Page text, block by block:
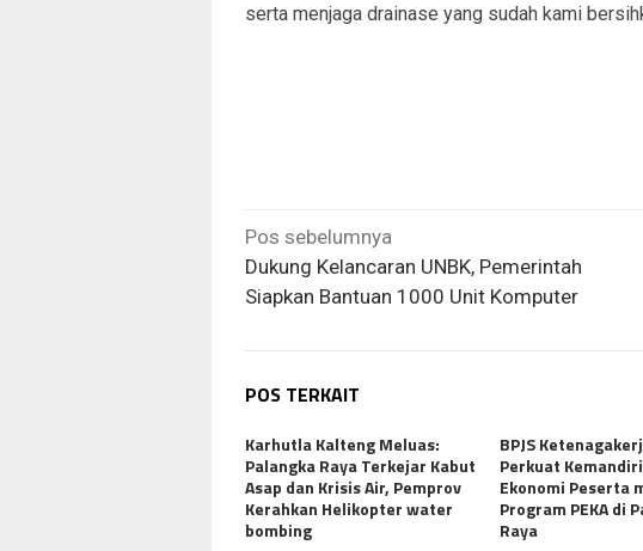
serta menjaga drainase yang sudah kami
Navigasi
pos
Pos sebelumnya
Dukung Kelancaran UNBK, Pemerintah
Siapkan Bantuan 1000 Unit Komputer
POS TERKAIT
Karhutla Kalteng Meluas:
Palangka Raya Terkejar Kabut
Asap dan Krisis Air, Pemprov
Kerahkan Helikopter water
bombing
BPJS
Perkuat
Ekonomi Peserta
Program PEKA di
Raya